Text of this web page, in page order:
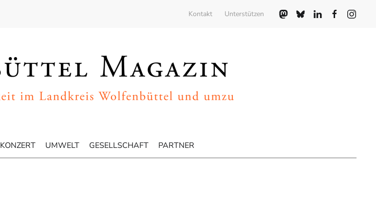
Kontakt Unterstützen
KONZERT UMWELT GESELLSCHAFT PARTNER